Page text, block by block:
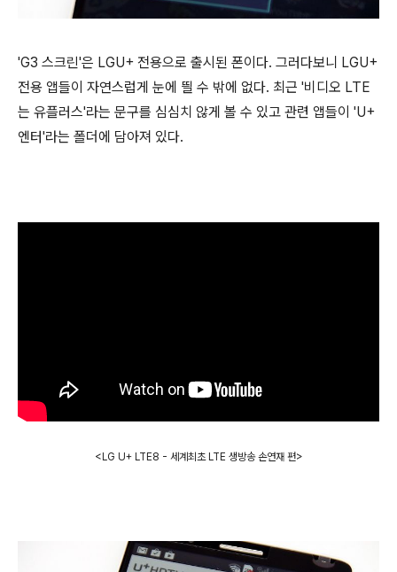
'G3 스크린'은 LGU+ 전용으로 출시된 폰이다. 그러다보니 LGU+
전용 앱들이 자연스럽게 눈에 띌 수 밖에 없다. 최근 '비디오 LTE
는 유플러스'라는 문구를 심심치 않게 볼 수 있고 관련 앱들이 'U+
엔터'라는 폴더에 담아져 있다.
<LG U+ LTE8 - 세계최초 LTE 생방송손연재 편>